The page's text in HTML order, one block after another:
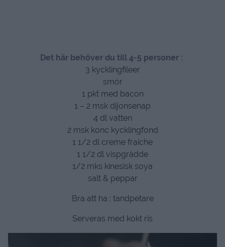
Det här behöver du till 4-5 personer :
3 kycklingfileer
smör
1 pkt med bacon
1 – 2 msk dijonsenap
4 dl vatten
2 msk konc kycklingfond
1 1/2 dl creme fraiche
1 1/2 dl vispgrädde
1/2 mks kinesisk soya
salt & peppar
Bra att ha : tandpetare
Serveras med kokt ris